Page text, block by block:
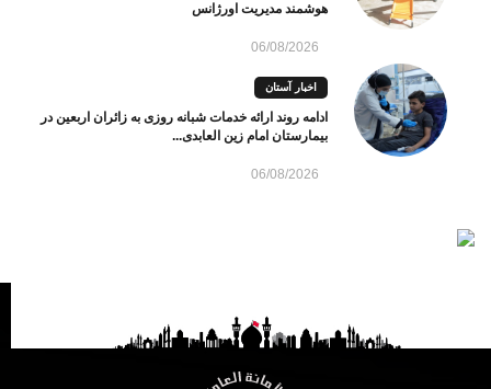
هوشمند مدیریت اورژانس
06/08/2026
اخبار آستان
ادامه روند ارائه خدمات شبانه روزی به زائران اربعین در
بیمارستان امام زین العابدی...
06/08/2026